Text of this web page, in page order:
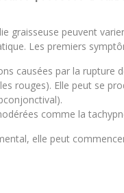
graisseuse peuvent
Les premiers
causées par la rupture
rouges). Elle peut se
comme la
elle peut